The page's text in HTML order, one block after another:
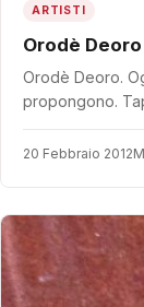
ARTISTI
Orodè Deoro
Orodè Deoro.
propongono.
20 Febbraio 2012